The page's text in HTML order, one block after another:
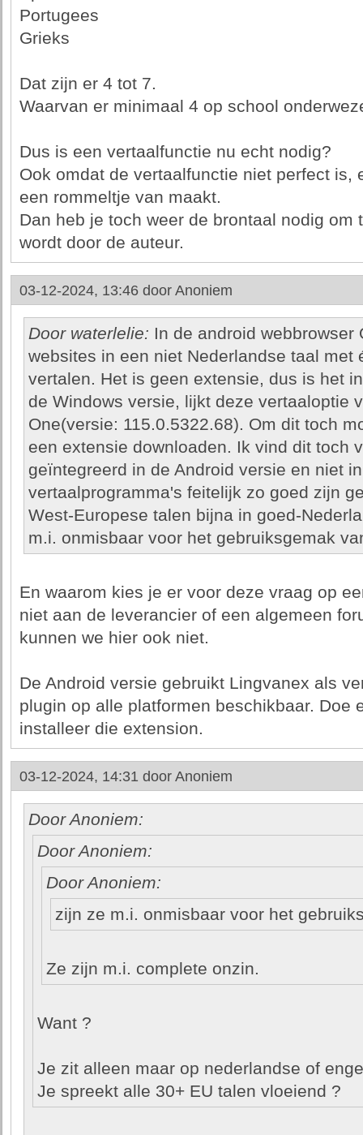
Portugees
Grieks
Dat zijn er 4 tot 7.
Waarvan er minimaal 4 op school
Dus is een vertaalfunctie nu echt nodig?
Ook omdat de vertaalfunctie niet perfect is,
een rommeltje van maakt.
Dan heb je toch weer de brontaal nodig om
wordt door de auteur.
03-12-2024, 13:46 door Anoniem
Door waterlelie: In de android webbrowser
websites in een niet Nederlandse taal met
vertalen. Het is geen extensie, dus is het
de Windows versie, lijkt deze vertaaloptie
One(versie: 115.0.5322.68). Om dit toch
een extensie downloaden. Ik vind dit toch
geïntegreerd in de Android versie en niet
vertaalprogramma's feitelijk zo goed zijn
West-Europese talen bijna in goed-
m.i. onmisbaar voor het gebruiksgemak
En waarom kies je er voor deze vraag op
niet aan de leverancier of een algemeen
kunnen we hier ook niet.
De Android versie gebruikt Lingvanex als
plugin op alle platformen beschikbaar. Doe
installeer die extension.
03-12-2024, 14:31 door Anoniem
Door Anoniem:
Door Anoniem:
Door Anoniem:
zijn ze m.i. onmisbaar voor het
Ze zijn m.i. complete onzin.
Want ?
Je zit alleen maar op nederlandse of
Je spreekt alle 30+ EU talen vloeiend ?